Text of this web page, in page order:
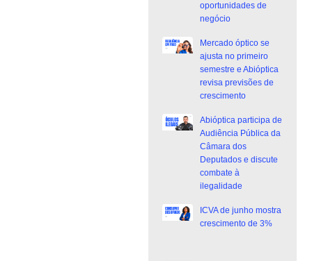
oportunidades de
negócio
Mercado óptico se
ajusta no primeiro
semestre e Abióptica
revisa previsões de
crescimento
Abióptica participa de
Audiência Pública da
Câmara dos
Deputados e discute
combate à
ilegalidade
ICVA de junho mostra
crescimento de 3%